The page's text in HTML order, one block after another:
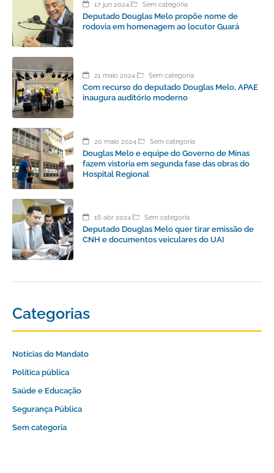
17 jun 2024 Sem categoria
Deputado Douglas Melo propõe nome de
rodovia em homenagem ao locutor Guará
21 maio 2024 Sem categoria
Com recurso do deputado Douglas Melo, APAE
inaugura auditório moderno
20 maio 2024 Sem categoria
Douglas Melo e equipe do Governo de Minas
fazem vistoria em segunda fase das obras do
Hospital Regional
16 abr 2024 Sem categoria
Deputado Douglas Melo quer tirar emissão de
CNH e documentos veiculares do UAI
Categorias
Notícias do Mandato
Política pública
Saúde e Educação
Segurança Pública
Sem categoria